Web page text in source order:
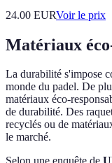
24.00 EURVoir le prix
Matériaux
La durabilité s'impose
monde du padel. De
matériaux éco-
de durabilité. Des
recyclés ou de
le marché.